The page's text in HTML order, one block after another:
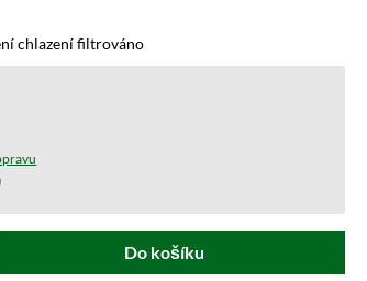
chlazení filtrováno
požadovanou hodnotu
Do košíku